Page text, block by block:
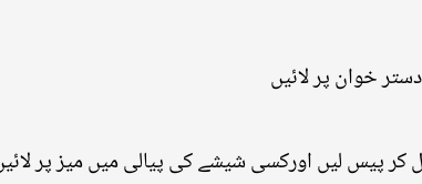
خوان پر لائیں
کر پیس لیں اورکسی شیشے کی پیالی میں میز پر